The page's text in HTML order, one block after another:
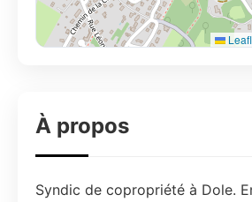
À propos
Syndic de copropriété à Dole.